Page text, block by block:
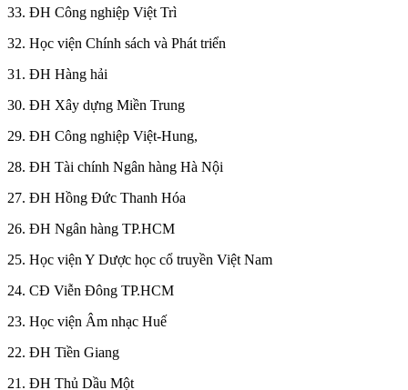
33. ĐH Công nghiệp Việt Trì
32. Học viện Chính sách và Phát triển
31. ĐH Hàng hải
30. ĐH Xây dựng Miền Trung
29. ĐH Công nghiệp Việt-Hung,
28. ĐH Tài chính Ngân hàng Hà Nội
27. ĐH Hồng Đức Thanh Hóa
26. ĐH Ngân hàng TP.HCM
25. Học viện Y Dược học cổ truyền Việt Nam
24. CĐ Viễn Đông TP.HCM
23. Học viện Âm nhạc Huế
22. ĐH Tiền Giang
21. ĐH Thủ Dầu Một